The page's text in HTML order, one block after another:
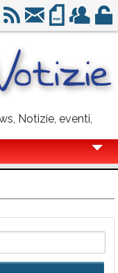
Notizie, eventi,